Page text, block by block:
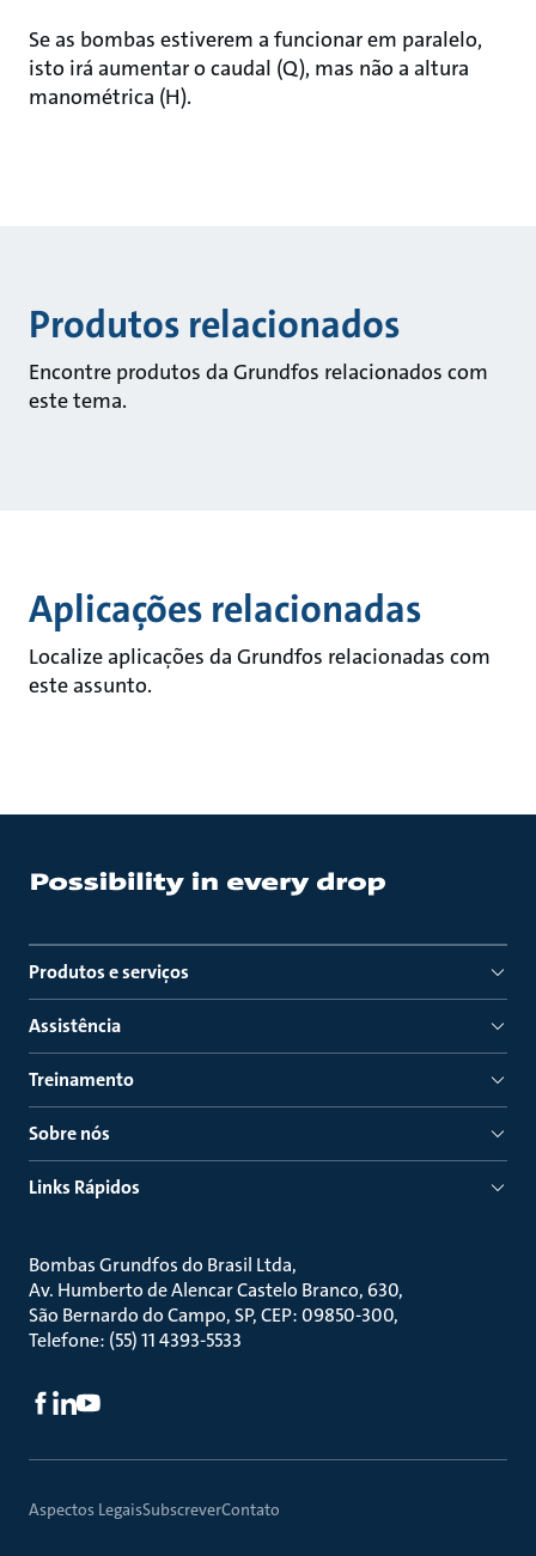
Se as bombas estiverem a funcionar em paralelo,
isto irá aumentar o caudal (Q), mas não a altura
manométrica (H).
Produtos relacionados
Encontre produtos da Grundfos relacionados com
este tema.
Aplicações relacionadas
Localize aplicações da Grundfos relacionadas com
este assunto.
Produtos e serviços
Assistência
Treinamento
Sobre nós
Links Rápidos
Bombas Grundfos do Brasil Ltda
Av. Humberto de Alencar Castelo Branco, 630
São Bernardo do Campo, SP, CEP: 09850-300
Telefone: (55) 11 4393-5533
Aspectos LegaisSubscreverContato